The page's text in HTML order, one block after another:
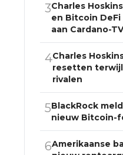
3Charles
en Bitcoin
aan Cardano-
4Charles
resetten
rivalen
5BlackRock
nieuw Bitcoin-
6Amerikaanse